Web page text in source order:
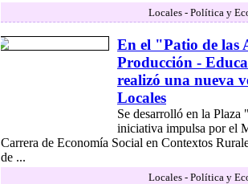
Locales - Política y
En el "Patio de las
Producción -
realizó una nueva
Locales
Se desarrolló en la
iniciativa impulsa por el
Carrera de Economía Social en Contextos
de ...
Locales - Política y